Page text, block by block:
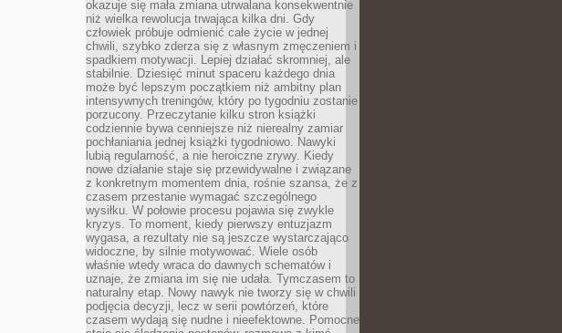
okazuje się mała zmiana utrwalana konsekwentnie
niż wielka rewolucja trwająca kilka dni. Gdy
człowiek próbuje odmienić całe życie w jednej
chwili, szybko zderza się z własnym zmęczeniem i
spadkiem motywacji. Lepiej działać skromniej, ale
stabilnie. Dziesięć minut spaceru każdego dnia
może być lepszym początkiem niż ambitny plan
intensywnych treningów, który po tygodniu zostanie
porzucony. Przeczytanie kilku stron książki
codziennie bywa cenniejsze niż nierealny zamiar
pochłaniania jednej książki tygodniowo. Nawyki
lubią regularność, a nie heroiczne zrywy. Kiedy
nowe działanie staje się przewidywalne i związane
z konkretnym momentem dnia, rośnie szansa, że z
czasem przestanie wymagać szczególnego
wysiłku. W połowie procesu pojawia się zwykle
kryzys. To moment, kiedy pierwszy entuzjazm
wygasa, a rezultaty nie są jeszcze wystarczająco
widoczne, by silnie motywować. Wiele osób
właśnie wtedy wraca do dawnych schematów i
uznaje, że zmiana im się nie udała. Tymczasem to
naturalny etap. Nowy nawyk nie tworzy się w chwili
podjęcia decyzji, lecz w serii powtórzeń, które
czasem wydają się nudne i nieefektowne. Pomocne